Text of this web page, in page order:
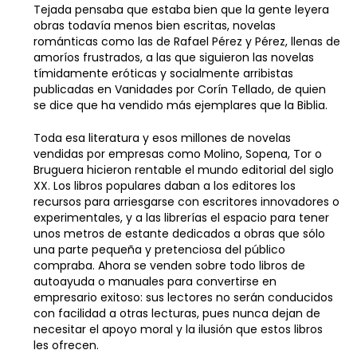
Tejada pensaba que estaba bien que la gente leyera
obras todavía menos bien escritas, novelas
románticas como las de Rafael Pérez y Pérez, llenas de
amoríos frustrados, a las que siguieron las novelas
tímidamente eróticas y socialmente arribistas
publicadas en Vanidades por Corín Tellado, de quien
se dice que ha vendido más ejemplares que la Biblia.
Toda esa literatura y esos millones de novelas
vendidas por empresas como Molino, Sopena, Tor o
Bruguera hicieron rentable el mundo editorial del siglo
XX. Los libros populares daban a los editores los
recursos para arriesgarse con escritores innovadores o
experimentales, y a las librerías el espacio para tener
unos metros de estante dedicados a obras que sólo
una parte pequeña y pretenciosa del público
compraba. Ahora se venden sobre todo libros de
autoayuda o manuales para convertirse en
empresario exitoso: sus lectores no serán conducidos
con facilidad a otras lecturas, pues nunca dejan de
necesitar el apoyo moral y la ilusión que estos libros
les ofrecen.